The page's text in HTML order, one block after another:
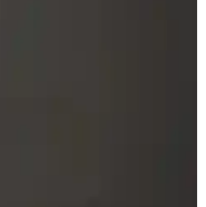
tasarımına uyum,
LG, Bosch, Fisher &
karşılaştırılır.
Çözümleri
ve kullanışlı
mutfakta verimliliği